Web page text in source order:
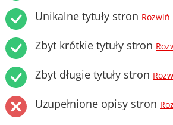
Unikalne tytuły stron Rozwiń
Zbyt krótkie tytuły stron
Zbyt długie tytuły stron
Uzupełnione opisy stron